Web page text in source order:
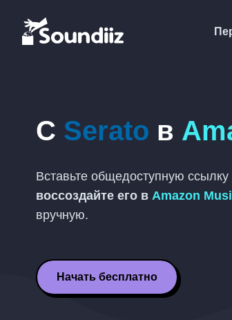
С Serato в
Вставьте общедоступную
воссоздайте его в Amazon
вручную.
Начать бесплатно